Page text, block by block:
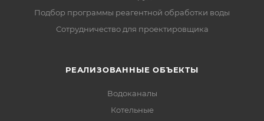
Подбор программы реагентной обработки воды
Сотрудничество для проектировщика
РЕАЛИЗОВАННЫЕ ОБЪЕКТЫ
Водоканалы
Котельные